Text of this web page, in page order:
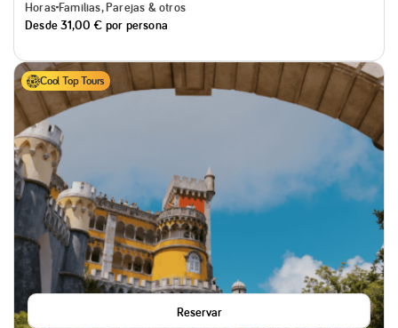
HorasFamilias, Parejas & otros
Desde31,00 € por persona
Cool Top Tours
Reservar